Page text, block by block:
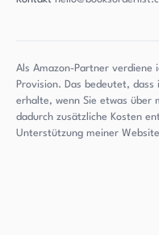
Als Amazon-Partner verdiene
Provision. Das bedeutet,
erhalte, wenn Sie etwas über
dadurch zusätzliche Kosten
Unterstützung meiner